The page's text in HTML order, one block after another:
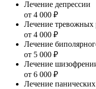
Лечение депрессии
от 4 000 ₽
Лечение тревожных
от 4 000 ₽
Лечение
от 5 000 ₽
Лечение
от 6 000 ₽
Лечение панических